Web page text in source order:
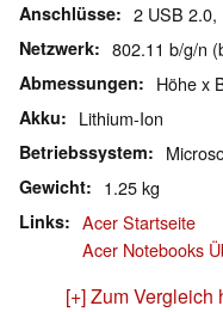
Anschlüsse 2 USB 2.0,
Netzwerk 802.11 b/g/n
Abmessungen Höhe x
Akku Lithium-Ion
Betriebssystem
Gewicht 1.25 kg
Links
Acer Startseite
Acer Notebooks
[+] Zum Vergleich